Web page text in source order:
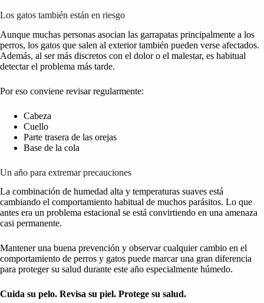
Los gatos también están en riesgo
Aunque muchas personas asocian las garrapatas principalmente a los
perros, los gatos que salen al exterior también pueden verse afectados.
Además, al ser más discretos con el dolor o el malestar, es habitual
detectar el problema más tarde.
Por eso conviene revisar regularmente:
Cabeza
Cuello
Parte trasera de las orejas
Base de la cola
Un año para extremar precauciones
La combinación de humedad alta y temperaturas suaves está
cambiando el comportamiento habitual de muchos parásitos. Lo que
antes era un problema estacional se está convirtiendo en una amenaza
casi permanente.
Mantener una buena prevención y observar cualquier cambio en el
comportamiento de perros y gatos puede marcar una gran diferencia
para proteger su salud durante este año especialmente húmedo.
Cuida su pelo. Revisa su piel. Protege su salud.